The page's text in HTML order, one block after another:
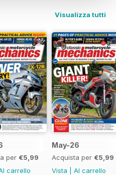
Visualizza tutti
per €5,99
carrello
May-26
Acquista per €5,99
Vista
Al carrello